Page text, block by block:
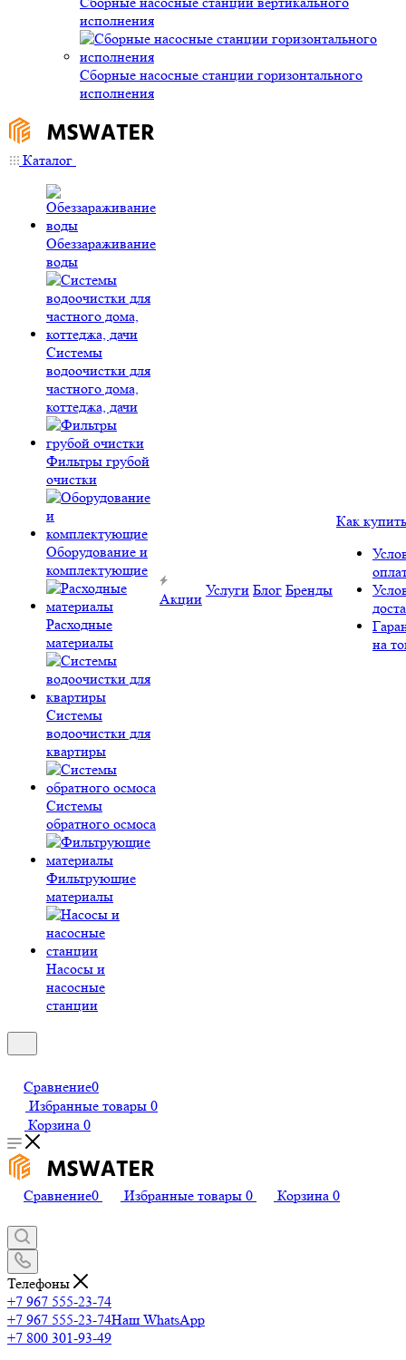
исполнения
Сборные насосные станции горизонтального
исполнения
Каталог
Обеззараживание
воды
Системы
водоочистки для
частного дома,
коттеджа, дачи
Фильтры грубой
очистки
Оборудование и
комплектующие
Расходные
материалы
Системы
водоочистки для
квартиры
Системы
обратного осмоса
Фильтрующие
материалы
Насосы и
насосные
станции
Акции
Услуги Блог Бренды
Как купить
на
Сравнение0
Избранные товары 0
Корзина 0
Сравнение0 Избранные товары 0 Корзина 0
Телефоны
+7 967 555-23-74
+7 967 555-23-74Наш WhatsApp
+7 800 301-93-49